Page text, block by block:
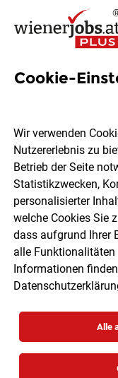
Ströck - Brot
Wien Teilzeit
Cookie-
Wir verwenden
Nutzererlebnis zu
Betrieb der Seite
Statistikzwecken,
personalisierter
welche Cookies Sie
dass aufgrund Ihrer
alle Funktionalitäten
Informationen
Alle